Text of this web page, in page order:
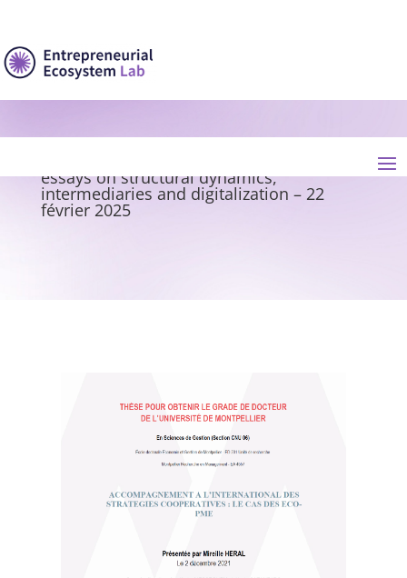
Ghita Naaimy – Informal entrepreneurship
essays on structural dynamics,
intermediaries and digitalization – 22
février 2025